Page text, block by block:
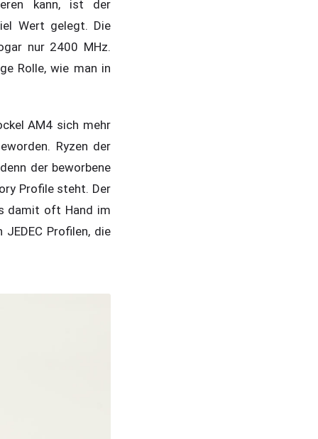
kann, ist der
Wert gelegt. Die
nur 2400 MHz.
Rolle, wie man in
AM4 sich mehr
Ryzen der
der beworbene
Profile steht. Der
damit oft Hand im
Profilen, die